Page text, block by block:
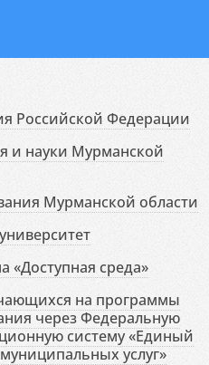
Российской Федерации
и науки Мурманской
Мурманской области
«Доступная среда»
на программы
через Федеральную
систему «Единый
услуг»